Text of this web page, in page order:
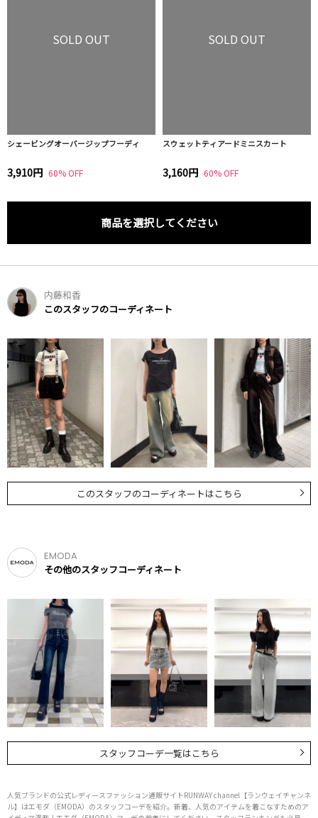
SOLD OUT
シェービングオーバージップフーディ
3,910円 60% OFF
SOLD OUT
スウェットティアードミニスカート
3,160円 60% OFF
商品を選択してください
内藤和香
このスタッフのコーディネート
このスタッフのコーディネートはこちら
EMODA
その他のスタッフコーディネート
スタッフコーデ一覧はこちら
人気ブランドの公式レディースファッション通販サイトRUNWAY channel【ランウェイチャンネ
ル】はエモダ（EMODA）のスタッフコーデを紹介。新着、人気のアイテムを着こなすためのア